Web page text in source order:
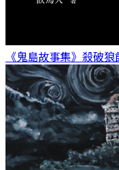
《鬼島故事集》殺破狼